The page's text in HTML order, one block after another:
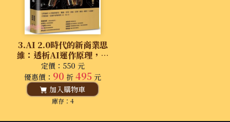
3.AI 2.0時代的新商業思
維：透析AI運作原理，賦
能AI數位即戰力，打造產
業再升級的智慧應用
定價：550 元
優惠價： 90 折 495 元
加入購物車
庫存：4